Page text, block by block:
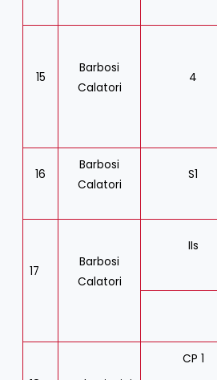
15
Barbosi
Calatori
4
16
Barbosi
Calatori
S1
17
Barbosi
Calatori
IIs
CP 1